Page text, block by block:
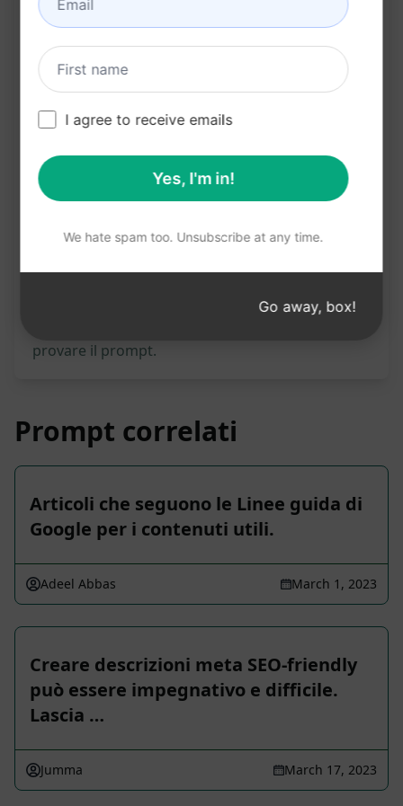
Risponde alle domande dei lettori in modo
esaustivo
Prova su Claude Prova su ChatGPT
Statistiche del prompt
1,993 0 1,320
migliore comprensione di ciò che verrà generato,
provare il prompt.
Prompt correlati
Articoli che seguono le Linee guida di
Google per i contenuti utili.
Adeel Abbas March 1, 2023
Creare descrizioni meta SEO-friendly
può essere impegnativo e difficile.
Lascia …
Jumma March 17, 2023
I agree to receive emails
Yes, I'm in!
We hate spam too. Unsubscribe at any time.
Go away, box!